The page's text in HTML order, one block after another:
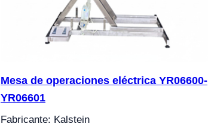
Mesa de operaciones eléctrica YR06600-
YR06601
Fabricante: Kalstein